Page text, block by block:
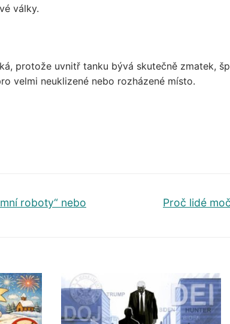
války.
protože uvnitř tanku bývá skutečně zmatek,
velmi neuklizené nebo rozházené místo.
roboty“ nebo
Další
Proč lidé